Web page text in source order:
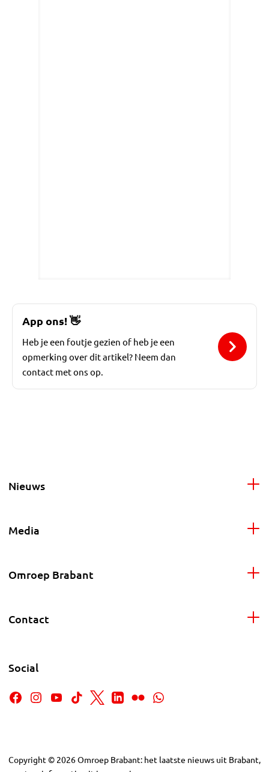
App ons!👋
Heb je een foutje gezien of heb je een
opmerking over dit artikel? Neem dan
contact met ons op.
Nieuws
Media
Omroep Brabant
Contact
Social
Copyright © 2026Omroep Brabant: het laatste nieuws uit Brabant,